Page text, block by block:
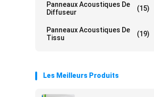
Panneaux Acoustiques De
Diffuseur
(15)
Panneaux Acoustiques De
Tissu
(19)
Les Meilleurs Produits